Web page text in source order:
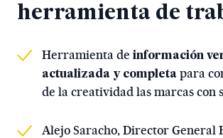
herramienta de
Herramienta de información
actualizada y completa para
de la creatividad las marcas con
Alejo Saracho, Director General